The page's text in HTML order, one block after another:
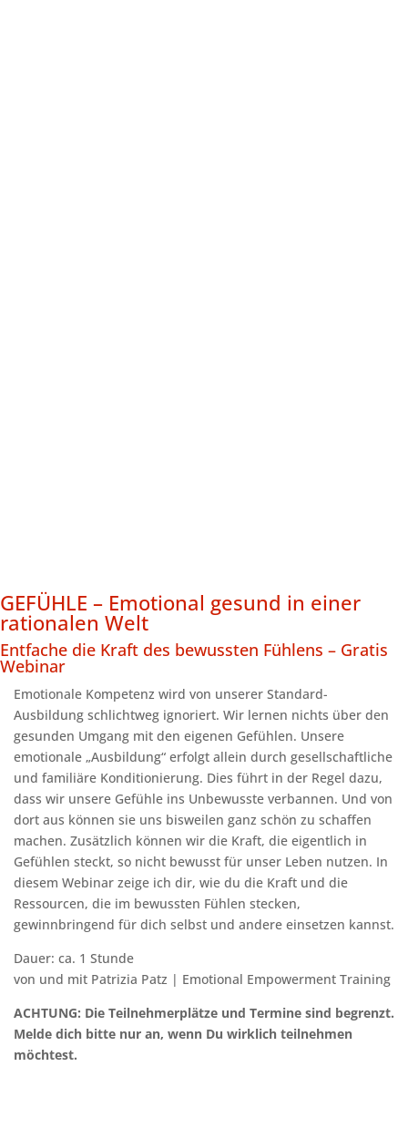
GEFÜHLE – Emotional gesund in einer
rationalen Welt
Entfache die Kraft des bewussten Fühlens – Gratis
Webinar
Emotionale Kompetenz wird von unserer Standard-
Ausbildung schlichtweg ignoriert. Wir lernen nichts über den
gesunden Umgang mit den eigenen Gefühlen. Unsere
emotionale „Ausbildung“ erfolgt allein durch gesellschaftliche
und familiäre Konditionierung. Dies führt in der Regel dazu,
dass wir unsere Gefühle ins Unbewusste verbannen. Und von
dort aus können sie uns bisweilen ganz schön zu schaffen
machen. Zusätzlich können wir die Kraft, die eigentlich in
Gefühlen steckt, so nicht bewusst für unser Leben nutzen. In
diesem Webinar zeige ich dir, wie du die Kraft und die
Ressourcen, die im bewussten Fühlen stecken,
gewinnbringend für dich selbst und andere einsetzen kannst.
Dauer: ca. 1 Stunde
von und mit Patrizia Patz | Emotional Empowerment Training
ACHTUNG: Die Teilnehmerplätze und Termine sind begrenzt.
Melde dich bitte nur an, wenn Du wirklich teilnehmen
möchtest.